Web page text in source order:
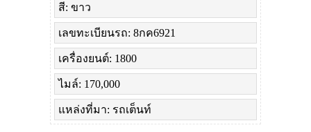
สี: ขาว
เลขทะเบียนรถ: 8กค6921
เครื่องยนต์: 1800
ไมล์: 170,000
แหล่งที่มา: รถเต็นท์